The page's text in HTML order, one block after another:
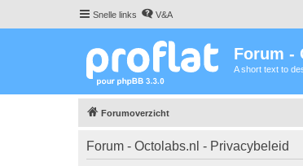
Snelle links V&A
Forum -
A short text to
Forumoverzicht
Forum - Octolabs.nl - Privacybeleid